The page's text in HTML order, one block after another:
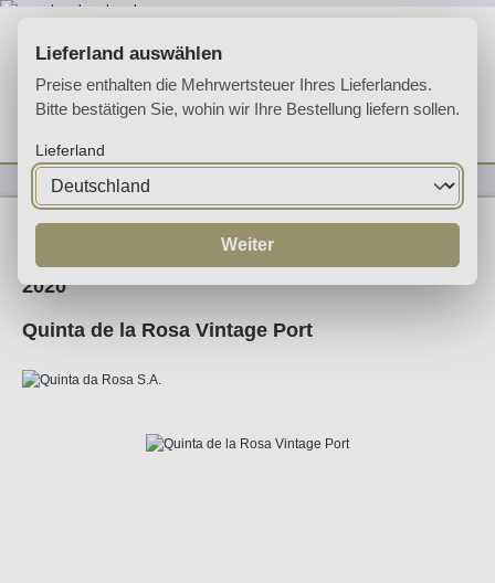
Du hast 0
Likörweine
2020
Quinta de la Rosa Vintage Port
Bildergalerie überspringen
Lieferland auswählen
Preise enthalten die Mehrwertsteuer Ihres Lieferlandes.
Bitte bestätigen Sie, wohin wir Ihre Bestellung liefern sollen.
Lieferland
Weiter